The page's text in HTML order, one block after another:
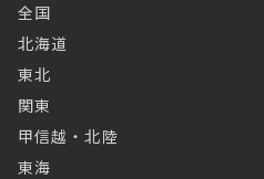
全国
北海道
東北
関東
甲信越・北陸
東海